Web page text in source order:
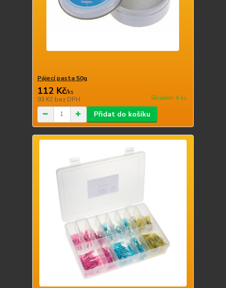
Pájecí pasta 50g
112 Kč/ks
93 Kč bez DPH Skladem 4 ks
Přidat do košíku